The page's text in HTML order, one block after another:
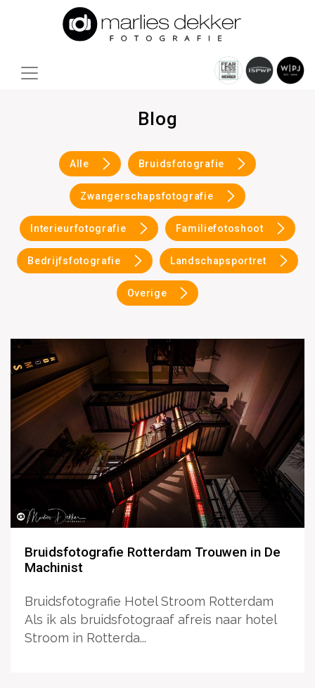
Blog
Alle Bruidsfotografie
Zwangerschapsfotografie
Interieurfotografie Familiefotoshoot
Bedrijfsfotografie Landschapsportret
Overige
Bruidsfotografie Rotterdam Trouwen in De
Machinist
Bruidsfotografie Hotel Stroom Rotterdam
Als ik als bruidsfotograaf afreis naar hotel
Stroom in Rotterda...